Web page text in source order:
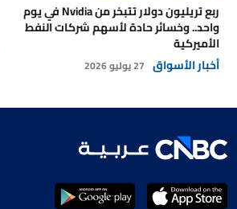
ربع تريليون دولار تتبخر من Nvidia في يوم
واحد.. وخسائر حادة لأسهم شركات النفط
الأميركية
أخبار الأسواق 27 يوليو 2026